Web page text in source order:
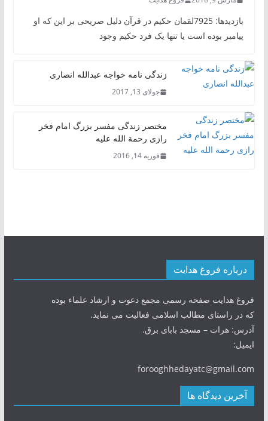
بازدیدها: 7925لقمان حکیم در قرآن دلیل صریحی بر این که او
پیامبر بوده است یا تنها یک فرد حکیم وجود
زندگی نامه خواجه عبدالله انصاری
جولای 13, 2017
مختصر زندگی مفسر بزرگ امام فخر
رازی رحمة الله علیه
فوریه 14, 2016
درباره فروغ هدایت
فروغ هدایت صفحه رسمی مجمع دعوت و ارشاد علماء بوده
که در راستای مطالب اسلامی فعالیت می نماید.
آدرس: هرات – مسجد بابای برق.
ایمیل:
forooghhedayatc@gmail.com
آخرین دیدگاه ها